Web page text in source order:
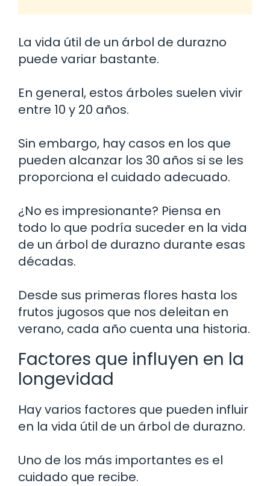
La vida útil de un árbol de durazno
puede variar bastante.
En general, estos árboles suelen vivir
entre 10 y 20 años.
Sin embargo, hay casos en los que
pueden alcanzar los 30 años si se les
proporciona el cuidado adecuado.
¿No es impresionante? Piensa en
todo lo que podría suceder en la vida
de un árbol de durazno durante esas
décadas.
Desde sus primeras flores hasta los
frutos jugosos que nos deleitan en
verano, cada año cuenta una historia.
Factores que influyen en la
longevidad
Hay varios factores que pueden influir
en la vida útil de un árbol de durazno.
Uno de los más importantes es el
cuidado que recibe.